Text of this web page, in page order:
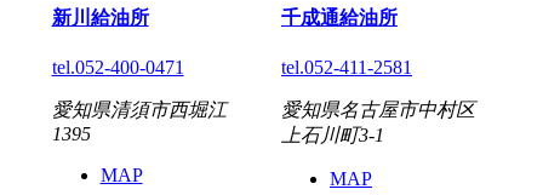
新川給油所
tel.052-400-0471
愛知県清須市西堀江
1395
MAP
千成通給油所
tel.052-411-2581
愛知県名古屋市中村区
上石川町3-1
MAP